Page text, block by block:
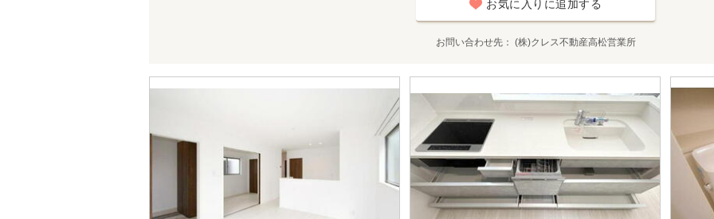
お気に入りに追加する
お問い合わせ先 (株)クレス不動産高松営業所